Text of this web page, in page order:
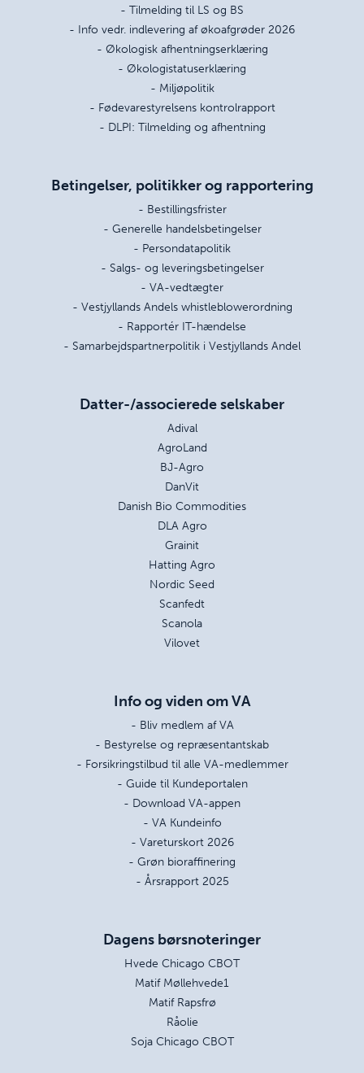
- Tilmelding til LS og BS
- Info vedr. indlevering af økoafgrøder 2026
- Økologisk afhentningserklæring
- Økologistatuserklæring
- Miljøpolitik
- Fødevarestyrelsens kontrolrapport
- DLPI: Tilmelding og afhentning
Betingelser, politikker og rapportering
- Bestillingsfrister
- Generelle handelsbetingelser
- Persondatapolitik
- Salgs- og leveringsbetingelser
- VA-vedtægter
- Vestjyllands Andels whistleblowerordning
- Rapportér IT-hændelse
- Samarbejdspartnerpolitik i Vestjyllands Andel
Datter-/associerede selskaber
Adival
AgroLand
BJ-Agro
DanVit
Danish Bio Commodities
DLA Agro
Grainit
Hatting Agro
Nordic Seed
Scanfedt
Scanola
Vilovet
Info og viden om VA
- Bliv medlem af VA
- Bestyrelse og repræsentantskab
- Forsikringstilbud til alle VA-medlemmer
- Guide til Kundeportalen
- Download VA-appen
- VA Kundeinfo
- Vareturskort 2026
- Grøn bioraffinering
- Årsrapport 2025
Dagens børsnoteringer
Hvede Chicago CBOT
Matif Møllehvede1
Matif Rapsfrø
Råolie
Soja Chicago CBOT